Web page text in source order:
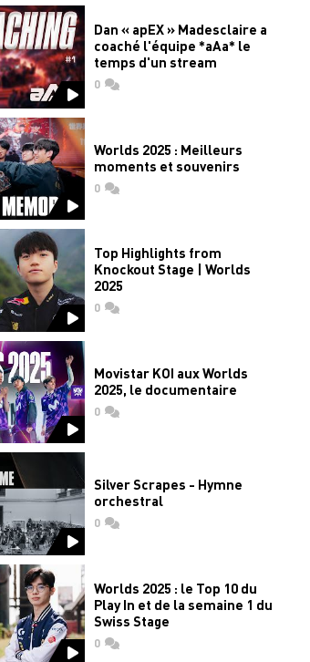
Dan « apEX » Madesclaire a
coaché l'équipe *aAa* le
temps d'un stream
0commentaires
Worlds 2025 : Meilleurs
moments et souvenirs
0commentaires
Top Highlights from
Knockout Stage | Worlds
2025
0commentaires
Movistar KOI aux Worlds
2025, le documentaire
0commentaires
Silver Scrapes - Hymne
orchestral
0commentaires
Worlds 2025 : le Top 10 du
Play In et de la semaine 1 du
Swiss Stage
0commentaires